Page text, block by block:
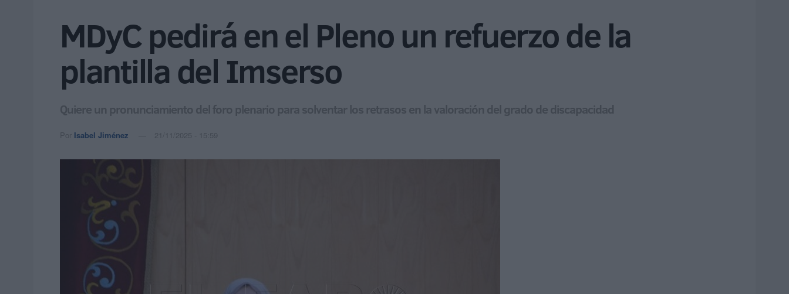
MDyC pedirá en el Pleno un refuerzo de la
plantilla del Imserso
Quiere un pronunciamiento del foro plenario para solventar los retrasos en la valoración del grado de discapacidad
Por Isabel Jiménez 21/11/2025 - 15:59